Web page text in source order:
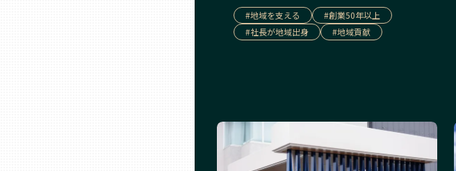
#地域を支える #創業50年以上
#社長が地域出身 #地域貢献